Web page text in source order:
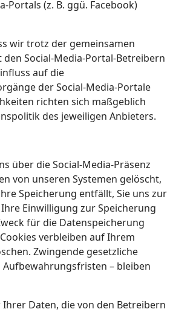
Portals (z. B. ggü. Facebook)
wir trotz der gemeinsamen
Social-Media-Portal-Betreibern
auf die
der Social-Media-Portale
richten sich maßgeblich
des jeweiligen Anbieters.
über die Social-Media-Präsenz
von unseren Systemen gelöscht,
Speicherung entfällt, Sie uns zur
Einwilligung zur Speicherung
für die Datenspeicherung
verbleiben auf Ihrem
Zwingende gesetzliche
Aufbewahrungsfristen – bleiben
Daten, die von den Betreibern